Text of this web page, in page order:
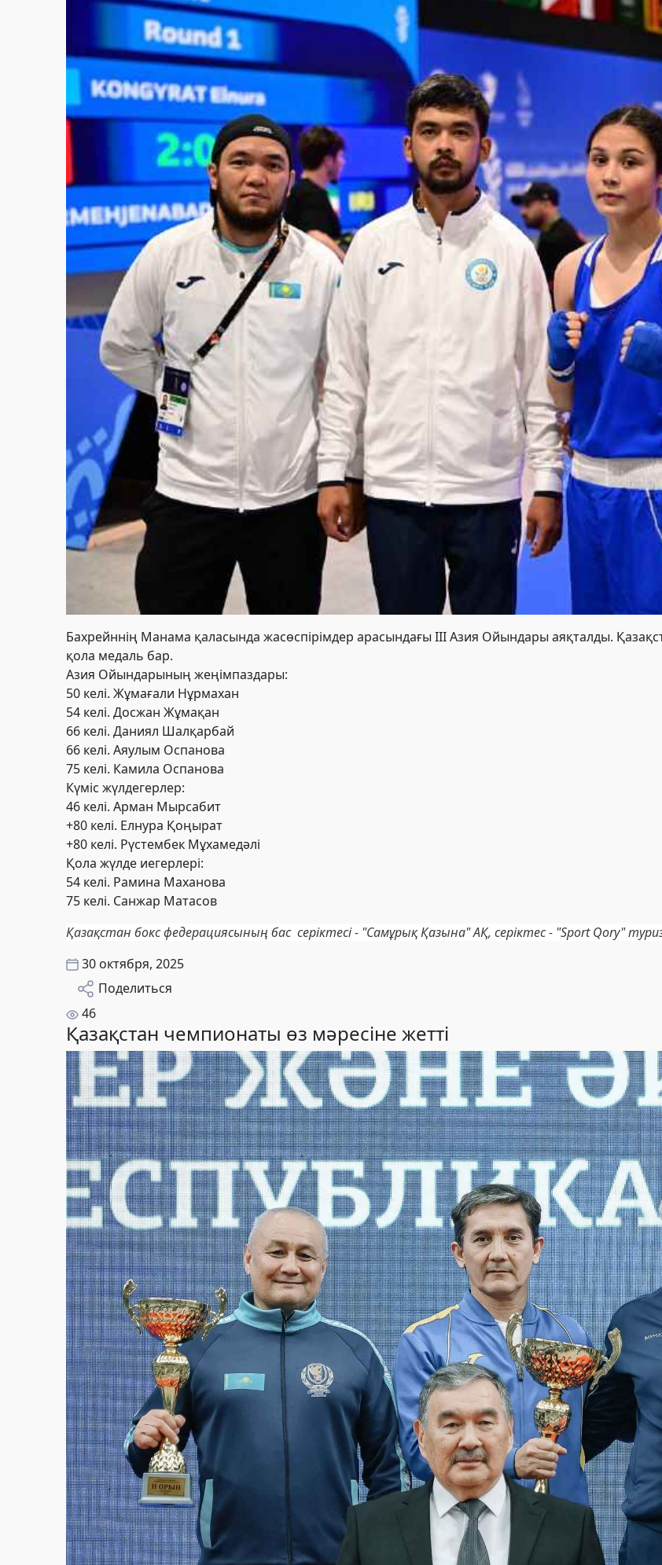
Бахрейннің Манама қаласында жасөспірімдер арасындағы ІІІ Азия Ойындары аяқталды.
қола медаль бар.
Азия Ойындарының жеңімпаздары:
50 келі. Жұмағали Нұрмахан
54 келі. Досжан Жұмақан
66 келі. Даниял Шалқарбай
66 келі. Аяулым Оспанова
75 келі. Камила Оспанова
Күміс жүлдегерлер:
46 келі. Арман Мырсабит
+80 келі. Елнура Қоңырат
+80 келі. Рүстембек Мұхамедәлі
Қола жүлде иегерлері:
54 келі. Рамина Маханова
75 келі. Санжар Матасов
Қазақстан бокс федерациясының бас серіктесі - "Самұрық Қазына" АҚ, серіктес - "Sport Qory"
30 октября, 2025
Поделиться
46
Қазақстан чемпионаты өз мәресіне жетті